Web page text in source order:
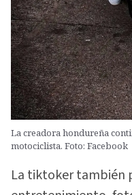
La creadora hondureña
motociclista. Foto: Facebook
La tiktoker también